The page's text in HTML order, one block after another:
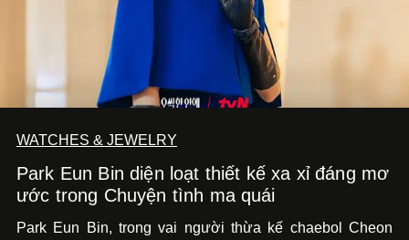
WATCHES & JEWELRY
Park Eun Bin diện loạt thiết kế xa xỉ đáng mơ
ước trong Chuyện tình ma quái
Park Eun Bin, trong vai người thừa kế chaebol Cheon